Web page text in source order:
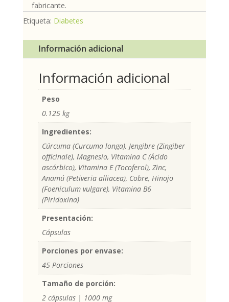
fabricante.
Etiqueta: Diabetes
Información adicional
Información adicional
Peso
0.125 kg
Ingredientes:
Cúrcuma (Curcuma longa), Jengibre (Zingiber
officinale), Magnesio, Vitamina C (Ácido
ascórbico), Vitamina E (Tocoferol), Zinc,
Anamú (Petiveria alliacea), Cobre, Hinojo
(Foeniculum vulgare), Vitamina B6
(Piridoxina)
Presentación:
Cápsulas
Porciones por envase:
45 Porciones
Tamaño de porción:
2 cápsulas | 1000 mg